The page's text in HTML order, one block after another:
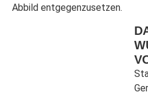
Abbild entgegenzusetzen.